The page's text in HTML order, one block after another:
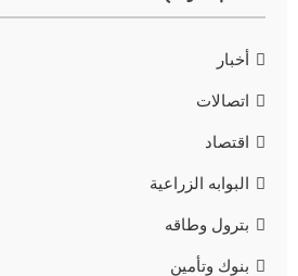
أخبار
اتصالات
اقتصاد
البوابه الزراعية
بترول وطاقه
بنوك وتأمين